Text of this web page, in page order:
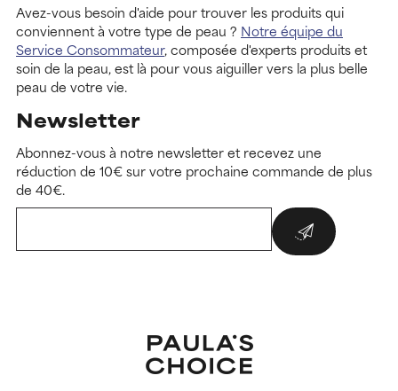
Avez-vous besoin d'aide pour trouver les produits qui
conviennent à votre type de peau ? Notre équipe du
Service Consommateur, composée d'experts produits et
soin de la peau, est là pour vous aiguiller vers la plus belle
peau de votre vie.
Newsletter
Abonnez-vous à notre newsletter et recevez une
réduction de 10€ sur votre prochaine commande de plus
de 40€.